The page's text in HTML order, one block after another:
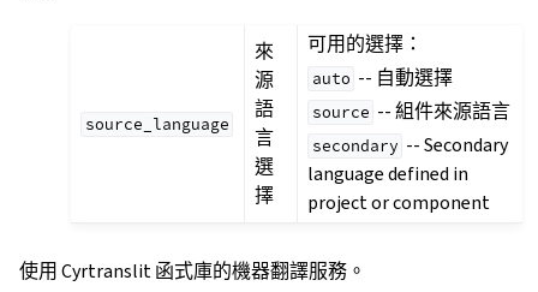
source_language
來
源
語
言
選
擇
可用的選擇：
auto -- 自動選擇
source -- 組件來源語言
secondary -- Secondary
language defined in
project or component
使用 Cyrtranslit 函式庫的機器翻譯服務。